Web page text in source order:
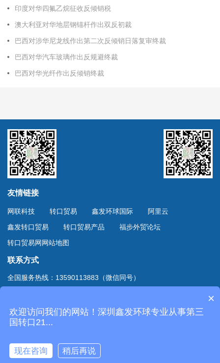
印度对华四氟乙烷征收反倾销税
澳大利亚对华地层钢锚杆作出双反初裁
巴西对涉华尼龙线作出第二次反倾销日落复审终裁
巴西对华汽车玻璃作出反规避终裁
巴西对华光纤作出反倾销终裁
友情链接
网联科技 转口贸易 鑫发环球国际
阿里云
鑫发转口贸易
转口贸易产品
福步外贸论坛
转口贸易网网站地图
联系方式
全国服务热线：13590113883（微信同号）
Copyright © 2020
深圳市鑫发环球国际货运有限公司
粤ICP备20061124号-2
技术支持：网联科技
×
欢迎访问我们的网站！深圳鑫发环球专业从事第三
国转口21...
现在咨询 稍后再说